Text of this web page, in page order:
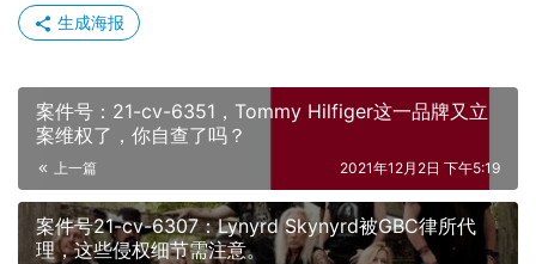
生成海报
案件号：21-cv-6351，Tommy Hilfiger这一品牌又立
案维权了，你自查了吗？
上一篇 2021年12月2日 下午5:19
案件号21-cv-6307：Lynyrd Skynyrd被GBC律所代
理，这些侵权细节需注意。